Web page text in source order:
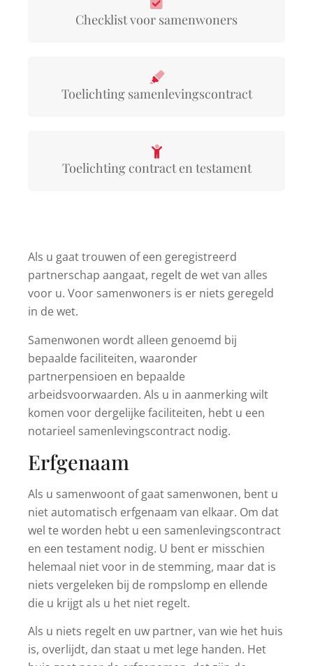
Checklist voor samenwoners
Toelichting samenlevingscontract
Toelichting contract en testament
Als u gaat trouwen of een geregistreerd
partnerschap aangaat, regelt de wet van alles
voor u. Voor samenwoners is er niets geregeld
in de wet.
Samenwonen wordt alleen genoemd bij
bepaalde faciliteiten, waaronder
partnerpensioen en bepaalde
arbeidsvoorwaarden. Als u in aanmerking wilt
komen voor dergelijke faciliteiten, hebt u een
notarieel samenlevingscontract nodig.
Erfgenaam
Als u samenwoont of gaat samenwonen, bent u
niet automatisch erfgenaam van elkaar. Om dat
wel te worden hebt u een samenlevingscontract
en een testament nodig. U bent er misschien
helemaal niet voor in de stemming, maar dat is
niets vergeleken bij de rompslomp en ellende
die u krijgt als u het niet regelt.
Als u niets regelt en uw partner, van wie het huis
is, overlijdt, dan staat u met lege handen. Het